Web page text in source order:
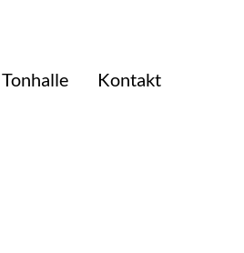
Tonhalle
Kontakt